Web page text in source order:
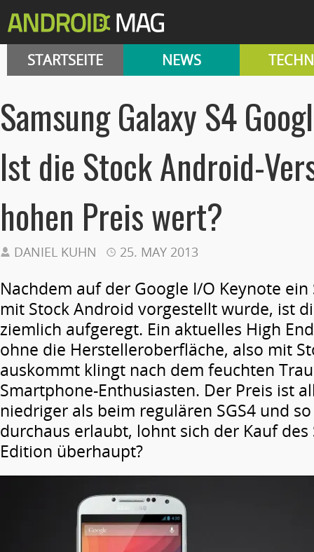
STARTSEITE NEWS
Samsung Galaxy S4
Ist die Stock Android-
hohen Preis wert?
DANIEL KUHN 25. MAY 2013
Nachdem auf der Google I/O Keynote ein
mit Stock Android vorgestellt wurde, ist
ziemlich aufgeregt. Ein aktuelles High
ohne die Herstelleroberfläche, also mit
auskommt klingt nach dem feuchten
Smartphone-Enthusiasten. Der Preis ist
niedriger als beim regulären SGS4 und
durchaus erlaubt, lohnt sich der Kauf des
Edition überhaupt?